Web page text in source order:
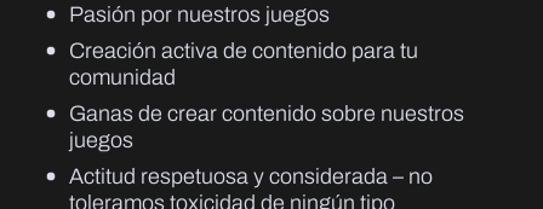
Pasión por nuestros juegos
Creación activa de contenido para tu
comunidad
Ganas de crear contenido sobre nuestros
juegos
Actitud respetuosa y considerada – no
toleramos toxicidad de ningún tipo